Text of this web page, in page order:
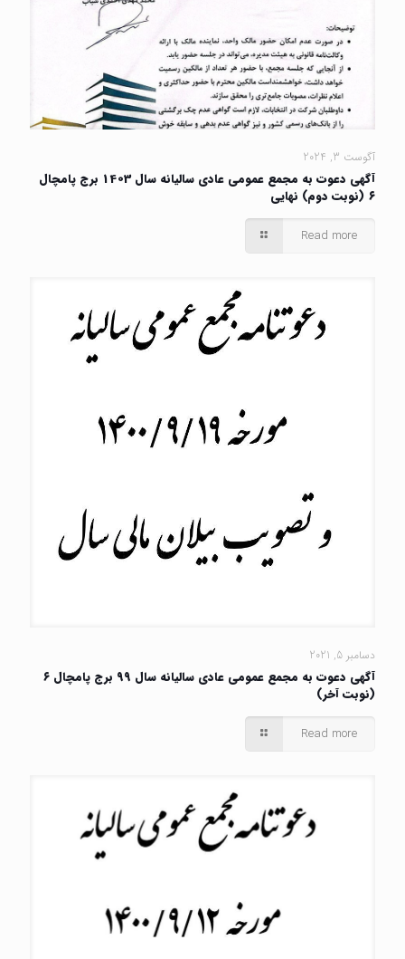
آگوست 3, 2024
آگهی دعوت به مجمع عمومی عادی سالیانه سال 1403 برج پامچال
۶ (نوبت دوم) نهایی
Read more
دسامبر 5, 2021
آگهی دعوت به مجمع عمومی عادی سالیانه سال ۹۹ برج پامچال ۶
(نوبت آخر)
Read more